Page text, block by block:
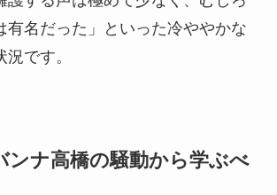
有名だった」といった冷ややかな
です。
ンナ高橋の騒動から学ぶべ